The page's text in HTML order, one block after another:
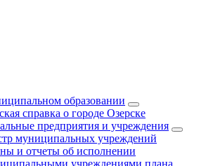
образовании
справка о городе Озерске
предприятия и учреждения
муниципальных учреждений
и отчеты об исполнении
учреждениями плана